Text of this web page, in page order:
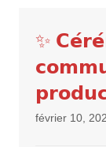
✨
février 10,